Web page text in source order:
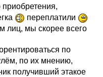
переплатили
лиц, мы скорее всего
по
по их мнению,
получивший этакое